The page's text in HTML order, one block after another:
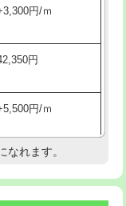
66,000円
27,500円
円
円
16,500円
3,300円
円
円
円/ｍ
円
円/ｍ
地調査
なれます。